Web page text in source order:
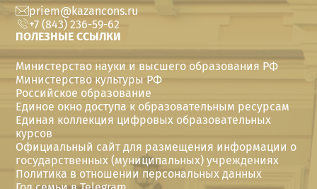
priem@kazancons.ru
+7 (843) 236-59-62
ПОЛЕЗНЫЕ ССЫЛКИ
Министерство науки и высшего образования РФ
Министерство культуры РФ
Российское образование
Единое окно доступа к образовательным ресурсам
Единая коллекция цифровых образовательных
курсов
Официальный сайт для размещения информации о
государственных (муниципальных) учреждениях
Политика в отношении персональных данных